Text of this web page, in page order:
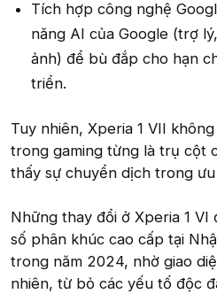
Tích hợp công nghệ
năng AI của Google (trợ
ảnh) để bù đắp cho hạn
triển.
Tuy nhiên, Xperia 1 VII
trong gaming từng là trụ cột
thấy sự chuyển dịch trong
Những thay đổi ở Xperia 1 VI
số phân khúc cao cấp tại
trong năm 2024, nhờ giao
nhiên, từ bỏ các yếu tố độc